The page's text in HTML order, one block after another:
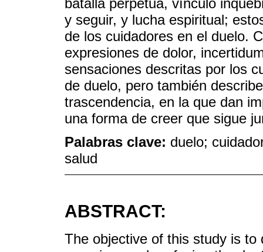
y seguir, y lucha espiritual;
de los cuidadores en el duelo.
expresiones de dolor,
sensaciones descritas por los
de duelo, pero también
trascendencia, en la que dan
una forma de creer que sigue
Palabras clave: duelo;
salud
ABSTRACT:
The objective of this study is